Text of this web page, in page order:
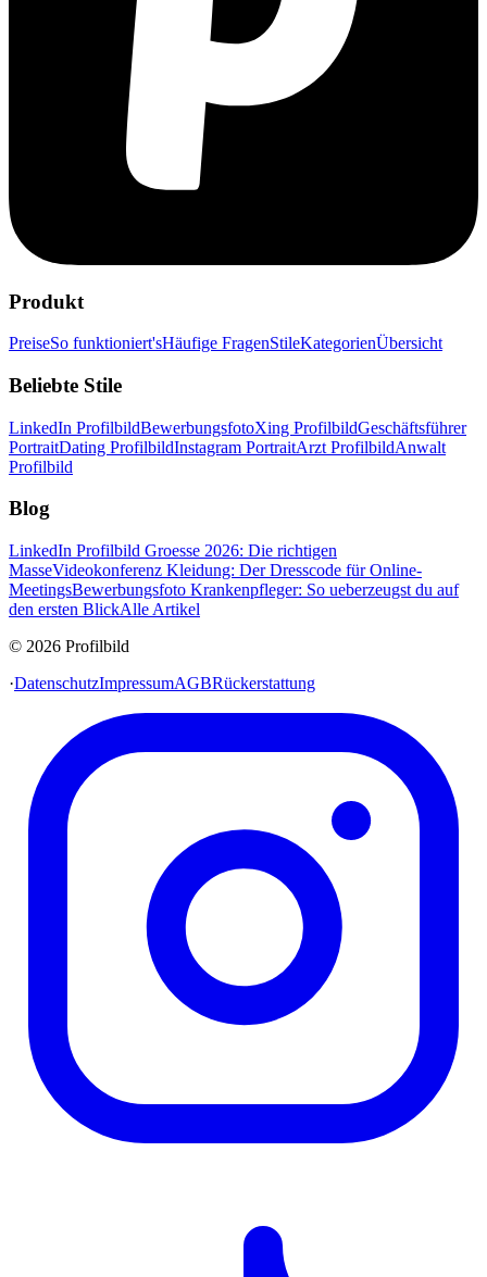
Produkt
PreiseSo funktioniert'sHäufige FragenStileKategorienÜbersicht
Beliebte Stile
LinkedIn ProfilbildBewerbungsfotoXing ProfilbildGeschäftsführer
PortraitDating ProfilbildInstagram PortraitArzt ProfilbildAnwalt
Profilbild
Blog
LinkedIn Profilbild Groesse 2026: Die richtigen
MasseVideokonferenz Kleidung: Der Dresscode für Online-
MeetingsBewerbungsfoto Krankenpfleger: So ueberzeugst du auf
den ersten BlickAlle Artikel
© 2026 Profilbild
·DatenschutzImpressumAGBRückerstattung